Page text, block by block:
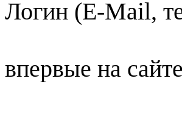
Логин (E-Mail,
на